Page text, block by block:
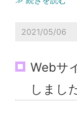
2021/05/06
Webサ
しまし